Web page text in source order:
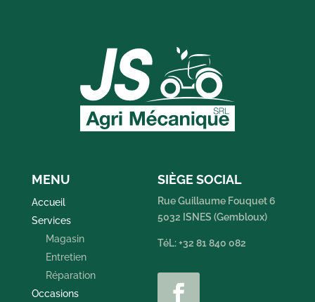
MENU
Accueil
Services
Magasin
Entretien
Réparation
Occasions
SIÈGE SOCIAL
Rue Guillaume Fouquet 6
5032 ISNES (Gembloux)
TéL: +32 81 840 082